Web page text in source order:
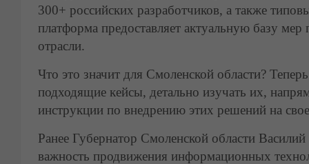
300+ российских разработчиков, а также
платформа предоставляет актуальную базу
отрасли.
Что это значит для Смоленской области?
подходящие кейсы, детально изучать их,
инструкции по внедрению этих решений на
Ранее Губернатор Смоленской области
важность продвижения информационных